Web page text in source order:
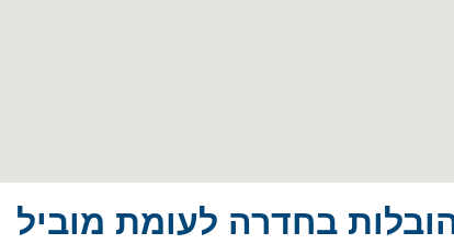
בחדרה לעומת מוביל